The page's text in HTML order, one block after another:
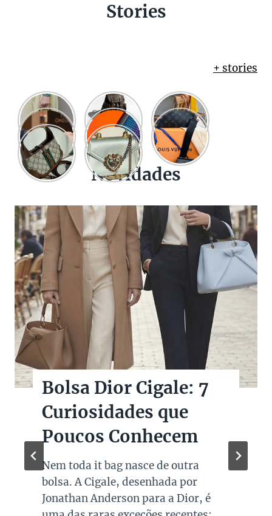
Stories
+ stories
Novidades
Bolsas Pretas de
Marcas de Luxo na
Super Sale dos Pais
Quando falamos de cores de bolsas,
os modelos em preto são os mais
queridos e tradicionais, estando